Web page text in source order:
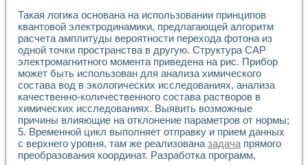
Универсальный стенд для исследования электрических
Лабораторные практикумы по информационно-
Виртуальный измеритель частотных характеристик на
Лабораторный практикум по основам теории Коммутации
Разработка виртуальной лабораторной работы
Виртуальные практикумы по электротехнике в среде
Из опыта внедрения в рамках национального проекта
Исследование эффективности решателей
Опыт разработки LabVIEW лабораторных практикумов
Проблемы повышения качества образования и
Развитие LabVIEW лабораторного практикума по
Разработка виртуальной лаборатории по электротехнике
Такая логика основана на использовании принципов
квантовой электродинамики, предлагающей алгоритм
расчета амплитуды вероятности перехода фотона из
одной точки пространства в другую. Структура САР
электромагнитного момента приведена на рис. Прибор
может быть использован для анализа химического
состава вод в экологических исследованиях, анализа
качественно-количественного состава растворов в
химических исследованиях. Выявить возможные
причины влияющие на отклонение параметров от нормы;
5. Временной цикл выполняет отправку и прием данных
с верхнего уровня, там же реализованазадачапрямого
преобразования координат. Разработка программ,